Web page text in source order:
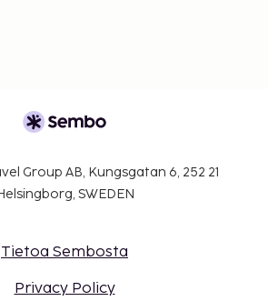
Group AB, Kungsgatan 6, 252 21
SWEDEN
Tietoa Sembosta
Privacy Policy